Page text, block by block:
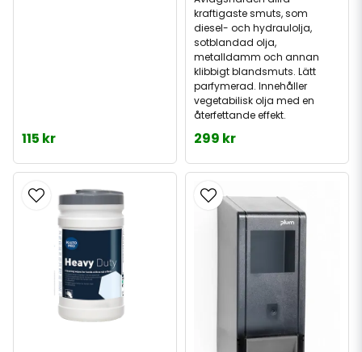
115 kr
kraftigaste smuts, som
diesel- och hydraulolja,
sotblandad olja,
metalldamm och annan
klibbigt blandsmuts. Lätt
parfymerad. Innehåller
vegetabilisk olja med en
återfettande effekt.
299 kr